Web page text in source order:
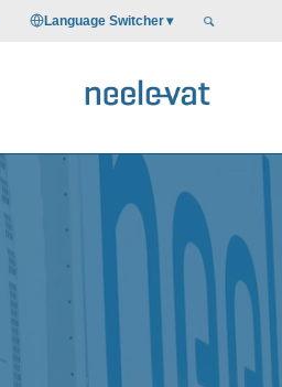
Language Switcher